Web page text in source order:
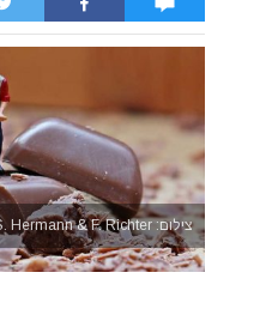
צילום: S. Hermann & F. Richter מ Pixabay